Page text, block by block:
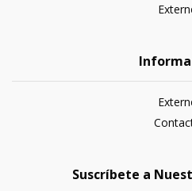
Suscríbete a